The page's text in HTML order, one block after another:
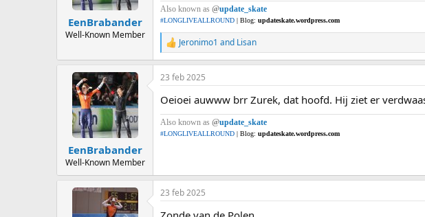
s
:
EenBrabander
Well-Known Member
Also known as @update_skate
#LONGLIVEALLROUND | Blog: updateskate.wordpress.com
R
e
a
c
i
o
n
s
Jeronimo1 and Lisan
EenBrabander
Well-Known Member
23 feb 2025
Oeioei auwww brr Zurek, dat hoofd. Hij ziet er
Also known as @update_skate
#LONGLIVEALLROUND | Blog: updateskate.wordpress.com
23 feb 2025